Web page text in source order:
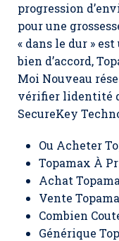
progression
pour une
« dans le dur »
bien d’accord,
Moi Nouveau
vérifier lidentité
SecureKey
Ou Acheter
Topamax À
Achat
Vente
Combien
Générique